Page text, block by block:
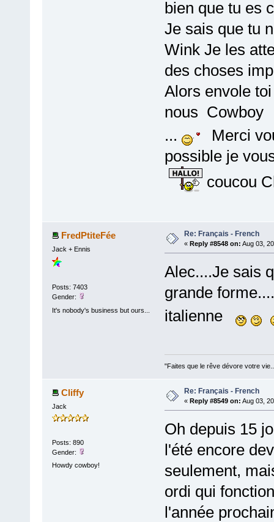
bien que tu es
Je sais que tu
Wink Je les
des choses
Alors envole
nous Cowboy
...
Merci
possible je
coucou
FredPtiteFée
Jack + Ennis
Posts: 7403
Gender:
It's nobody's business but ours...
Re: Français - French
« Reply #8548 on: Aug 03,
Alec....Je sais
grande
italienne
"Faites que le rêve dévore votre
Cliffy
Jack
Posts: 890
Gender:
Howdy cowboy!
Re: Français - French
« Reply #8549 on: Aug 03,
Oh depuis 15
l'été encore
seulement,
ordi qui
l'année